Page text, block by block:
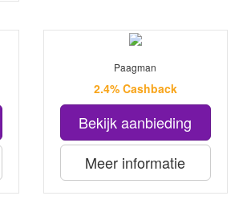
Paagman
2.4% Cashback
Bekijk aanbieding
Meer informatie